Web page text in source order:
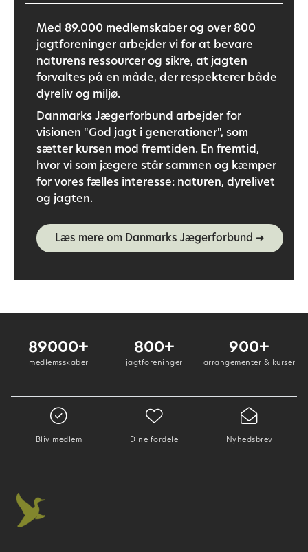
Med 89.000 medlemskaber og over 800
jagtforeninger arbejder vi for at bevare
naturens ressourcer og sikre, at jagten
forvaltes på en måde, der respekterer både
dyreliv og miljø.
Danmarks Jægerforbund arbejder for
visionen "God jagt i generationer", som
sætter kursen mod fremtiden. En fremtid,
hvor vi som jægere står sammen og kæmper
for vores fælles interesse: naturen, dyrelivet
og jagten.
Læs mere om Danmarks Jægerforbund ➜
Bliv medlem Dine fordele Nyhedsbrev
89000+
medlemsskaber
800+
jagtforeninger
900+
arrangementer & kurser